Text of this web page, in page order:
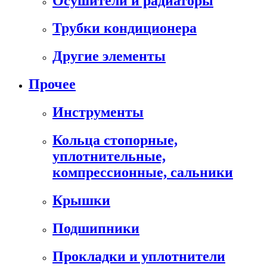
Трубки кондиционера
Другие элементы
Прочее
Инструменты
Кольца стопорные,
уплотнительные,
компрессионные, сальники
Крышки
Подшипники
Прокладки и уплотнители